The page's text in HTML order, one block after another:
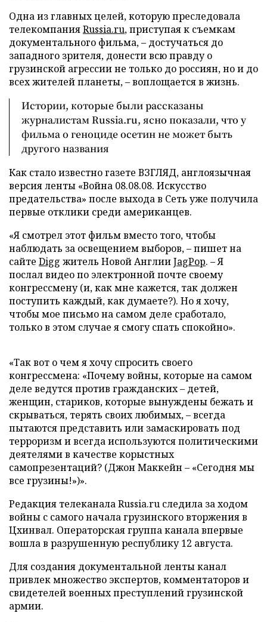
Одна из главных целей, которую преследовала
телекомпанияRussia.ru, приступая к съемкам
документального фильма, – достучаться до
западного зрителя, донести всю правду о
грузинской агрессии не только до россиян, но и до
всех жителей планеты, – воплощается в жизнь.
Истории, которые были рассказаны
журналистам Russia.ru, ясно показали, что у
фильма о геноциде осетин не может быть
другого названия
Как стало известно газете ВЗГЛЯД, англоязычная
версия ленты «Война 08.08.08. Искусство
предательства» после выхода в Сеть уже получила
первые отклики среди американцев.
«Я смотрел этот фильм вместо того, чтобы
наблюдать за освещением выборов, – пишет на
сайте Digg житель Новой АнглииJagPop. – Я
послал видео по электронной почте своему
конгрессмену (и, как мне кажется, так должен
поступить каждый, как думаете?). Но я хочу,
чтобы мое письмо на самом деле сработало,
только в этом случае я смогу спать спокойно».
«Так вот о чем я хочу спросить своего
конгрессмена: «Почему войны, которые на самом
деле ведутся против гражданских – детей,
женщин, стариков, которые вынуждены бежать и
скрываться, терять своих любимых, – всегда
пытаются представить или замаскировать под
терроризм и всегда используются политическими
деятелями в качестве корыстных
самопрезентаций? (Джон Маккейн – «Сегодня мы
все грузины!»)».
Редакция телеканала Russia.ru следила за ходом
войны с самого начала грузинского вторжения в
Цхинвал. Операторская группа канала впервые
вошла в разрушенную республику 12 августа.
Для создания документальной ленты канал
привлек множество экспертов, комментаторов и
свидетелей военных преступлений грузинской
армии.